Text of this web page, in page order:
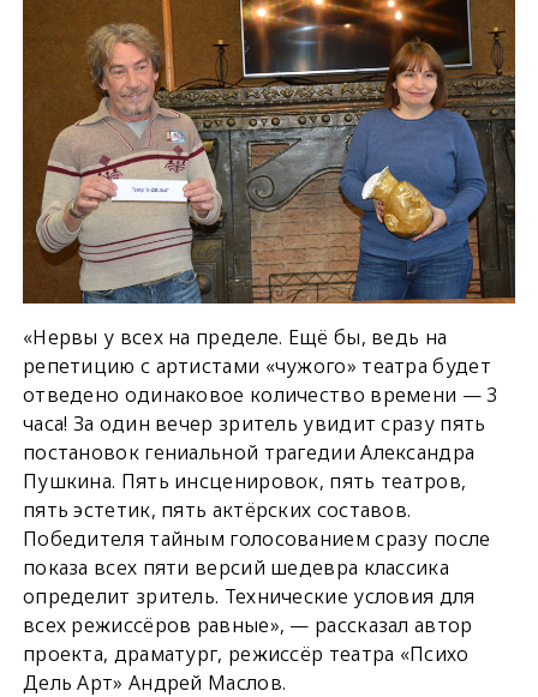
«Нервы у всех на пределе. Ещё бы, ведь на
репетицию с артистами «чужого» театра будет
отведено одинаковое количество времени — 3
часа! За один вечер зритель увидит сразу пять
постановок гениальной трагедии Александра
Пушкина. Пять инсценировок, пять театров,
пять эстетик, пять актёрских составов.
Победителя тайным голосованием сразу после
показа всех пяти версий шедевра классика
определит зритель. Технические условия для
всех режиссёров равные», — рассказал автор
проекта, драматург, режиссёр театра «Психо
Дель Арт» Андрей Маслов.